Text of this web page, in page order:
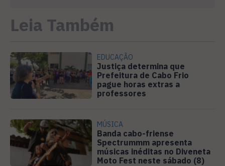
Leia Também
EDUCAÇÃO
Justiça determina que
Prefeitura de Cabo Frio
pague horas extras a
professores
MÚSICA
Banda cabo-friense
Spectrummm apresenta
músicas inéditas no Diveneta
Moto Fest neste sábado (8)